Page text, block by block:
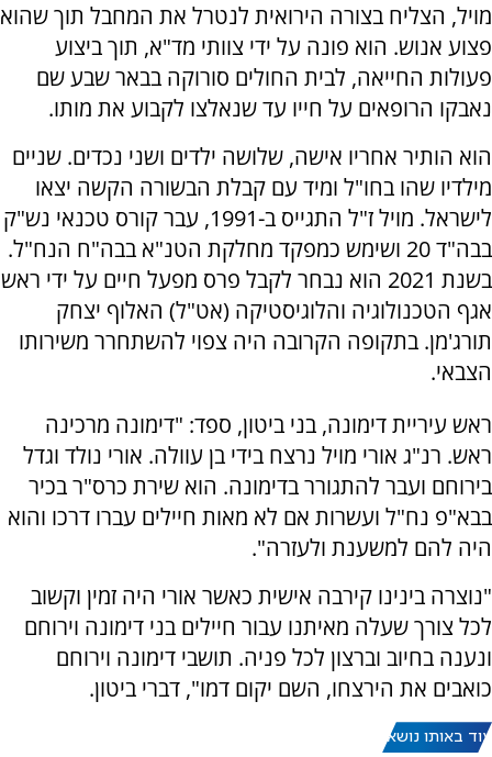
מויל, הצליח בצורה הירואית לנטרל את המחבל תוך שהוא
פצוע אנוש. הוא פונה על ידי צוותי מד"א, תוך ביצוע
פעולות החייאה, לבית החולים סורוקה בבאר שבע שם
נאבקו הרופאים על חייו עד שנאלצו לקבוע את מותו.
הוא הותיר אחריו אישה, שלושה ילדים ושני נכדים. שניים
מילדיו שהו בחו"ל ומיד עם קבלת הבשורה הקשה יצאו
לישראל. מויל ז"ל התגייס ב-1991, עבר קורס טכנאי נש"ק
בבה"ד 20 ושימש כמפקד מחלקת הטנ"א בבה"ח הנח"ל.
בשנת 2021 הוא נבחר לקבל פרס מפעל חיים על ידי ראש
אגף הטכנולוגיה והלוגיסטיקה (אט"ל) האלוף יצחק
תורג'מן. בתקופה הקרובה היה צפוי להשתחרר משירותו
הצבאי.
ראש עיריית דימונה, בני ביטון, ספד: "דימונה מרכינה
ראש. רנ"ג אורי מויל נרצח בידי בן עוולה. אורי נולד וגדל
בירוחם ועבר להתגורר בדימונה. הוא שירת כרס"ר בכיר
בבא"פ נח"ל ועשרות אם לא מאות חיילים עברו דרכו והוא
היה להם למשענת ולעזרה".
"נוצרה בינינו קירבה אישית כאשר אורי היה זמין וקשוב
לכל צורך שעלה מאיתנו עבור חיילים בני דימונה וירוחם
ונענה בחיוב וברצון לכל פניה. תושבי דימונה וירוחם
כואבים את הירצחו, השם יקום דמו", דברי ביטון.
עוד באותו נושא: